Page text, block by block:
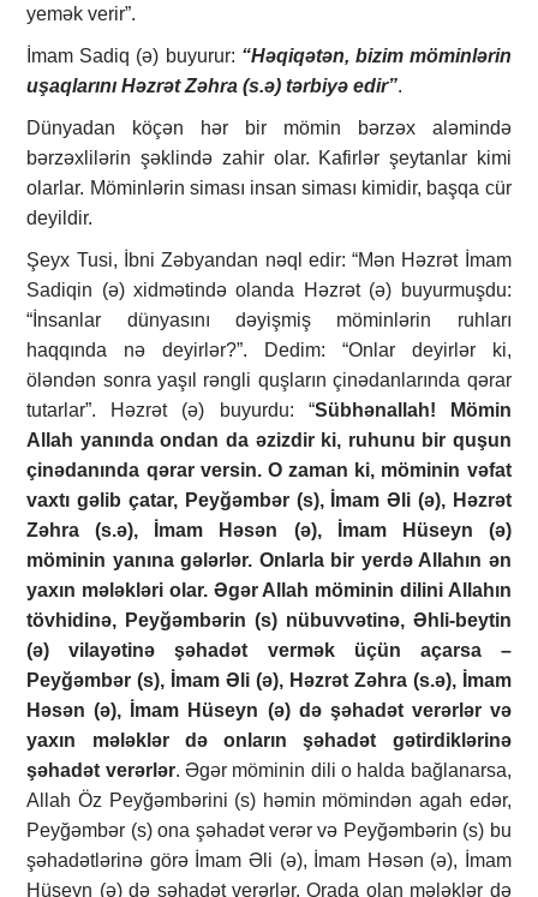
yemək verir”.
İmam Sadiq (ə) buyurur: “Həqiqətən, bizim möminlərin
uşaqlarını Həzrət Zəhra (s.ə) tərbiyə edir”.
Dünyadan köçən hər bir mömin bərzəx aləmində
bərzəxlilərin şəklində zahir olar. Kafirlər şeytanlar kimi
olarlar. Möminlərin siması insan siması kimidir, başqa cür
deyildir.
Şeyx Tusi, İbni Zəbyandan nəql edir: “Mən Həzrət İmam
Sadiqin (ə) xidmətində olanda Həzrət (ə) buyurmuşdu:
“İnsanlar dünyasını dəyişmiş möminlərin ruhları
haqqında nə deyirlər?”. Dedim: “Onlar deyirlər ki,
öləndən sonra yaşıl rəngli quşların çinədanlarında qərar
tutarlar”. Həzrət (ə) buyurdu: “Sübhənallah! Mömin
Allah yanında ondan da əzizdir ki, ruhunu bir quşun
çinədanında qərar versin. O zaman ki, möminin vəfat
vaxtı gəlib çatar, Peyğəmbər (s), İmam Əli (ə), Həzrət
Zəhra (s.ə), İmam Həsən (ə), İmam Hüseyn (ə)
möminin yanına gələrlər. Onlarla bir yerdə Allahın ən
yaxın mələkləri olar. Əgər Allah möminin dilini Allahın
tövhidinə, Peyğəmbərin (s) nübuvvətinə, Əhli-beytin
(ə) vilayətinə şəhadət vermək üçün açarsa –
Peyğəmbər (s), İmam Əli (ə), Həzrət Zəhra (s.ə), İmam
Həsən (ə), İmam Hüseyn (ə) də şəhadət verərlər və
yaxın mələklər də onların şəhadət gətirdiklərinə
şəhadət verərlər. Əgər möminin dili o halda bağlanarsa,
Allah Öz Peyğəmbərini (s) həmin mömindən agah edər,
Peyğəmbər (s) ona şəhadət verər və Peyğəmbərin (s) bu
şəhadətlərinə görə İmam Əli (ə), İmam Həsən (ə), İmam
Hüseyn (ə) də şəhadət verərlər. Orada olan mələklər də